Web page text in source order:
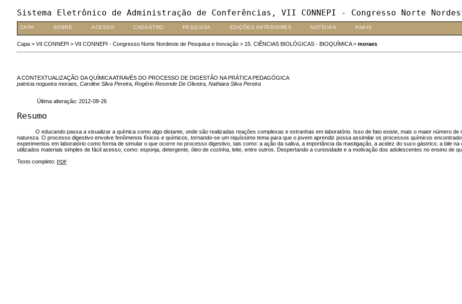
Sistema Eletrônico de Administração de Conferências, VII CONNEPI - Congresso Norte
CAPA SOBRE ACESSO CADASTRO PESQUISA EDIÇÕES ANTERIORES NOTÍCIAS ANAIS
Capa> VII CONNEPI > VII CONNEPI - Congresso Norte Nordeste de Pesquisa e Inovação> 15. CIÊNCIAS BIOLÓGICAS - BIOQUÍMICA> moraes
A CONTEXTUALIZAÇÃO DA QUÍMICA ATRAVÉS DO PROCESSO DE DIGESTÃO NA PRÁTICA PEDAGÓGICA
patricia nogueira moraes, Caroline Silva Pereira, Rogério Resende De Oliveira, Nathiara Silva Pereira
Última alteração: 2012-08-26
Resumo
O educando passa a visualizar a química como algo distante, onde são realizadas reações complexas e estranhas em laboratório. Isso de fato existe, mais o maior número
natureza. O processo digestivo envolve fenômenos físicos e químicos, tornando-se um riquíssimo tema para que o jovem aprendiz possa assimilar os processos químicos
experimentos em laboratório como forma de simular o que ocorre no processo digestivo, tais como: a ação da saliva, a importância da mastigação, a acidez do suco gástrico, a bile
utilizados materiais simples de fácil acesso, como: esponja, detergente, óleo de cozinha, leite, entre outros. Despertando a curiosidade e a motivação dos adolescentes no ensino de
Texto completo: PDF